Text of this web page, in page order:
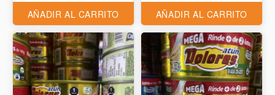
AÑADIR AL CARRITO AÑADIR AL CARRITO